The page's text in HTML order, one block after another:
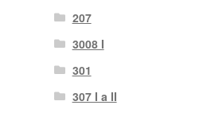
207
3008 I
301
307 I a II